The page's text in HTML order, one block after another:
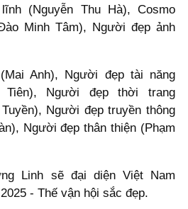
(Nguyễn Thu Hà), Cosmo
Minh Tâm), Người đẹp ảnh
Anh), Người đẹp tài năng
Tiên), Người đẹp thời trang
Người đẹp truyền thông
Người đẹp thân thiện (Phạm
Linh sẽ đại diện Việt Nam
- Thế vận hội sắc đẹp.